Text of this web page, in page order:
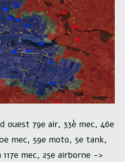
ouest 79e air, 33è mec, 46e
mec, 59e moto, 5e tank,
mec, 25e airborne ->